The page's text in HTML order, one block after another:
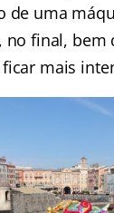
de uma
no final, bem
mais